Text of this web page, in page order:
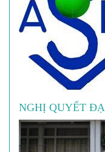
NGHỊ QUYẾT